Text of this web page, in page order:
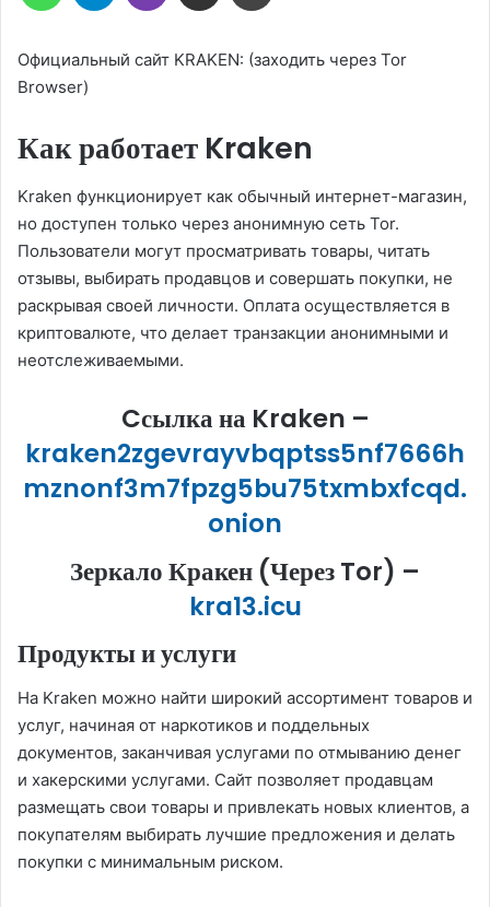
Официальный сайт KRAKEN: (заходить через Tor
Browser)
Как работает Kraken
Kraken функционирует как обычный интернет-магазин,
но доступен только через анонимную сеть Tor.
Пользователи могут просматривать товары, читать
отзывы, выбирать продавцов и совершать покупки, не
раскрывая своей личности. Оплата осуществляется в
криптовалюте, что делает транзакции анонимными и
неотслеживаемыми.
Cсылка на Kraken –
kraken2zgevrayvbqptss5nf7666h
mznonf3m7fpzg5bu75txmbxfcqd.
onion
Зеркало Кракен (Через Tor) –
kra13.icu
Продукты и услуги
На Kraken можно найти широкий ассортимент товаров и
услуг, начиная от наркотиков и поддельных
документов, заканчивая услугами по отмыванию денег
и хакерскими услугами. Сайт позволяет продавцам
размещать свои товары и привлекать новых клиентов, а
покупателям выбирать лучшие предложения и делать
покупки с минимальным риском.